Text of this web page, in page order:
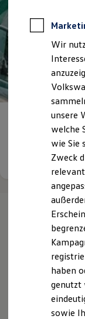
Batterie
Kosten
E-
ID.
Marke und
R-
R
Driving
Geschichte –
Details
Wir
unsere
welche
wie Sie
Zweck
haben
genutzt
sowie